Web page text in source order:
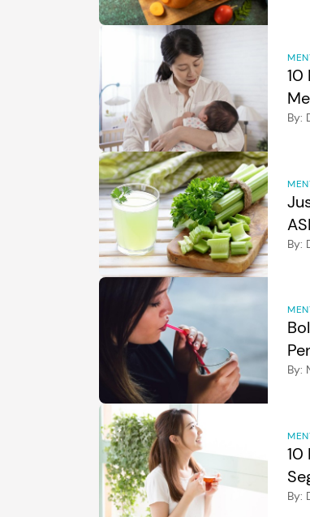
10
By:
By:
By:
10
By: